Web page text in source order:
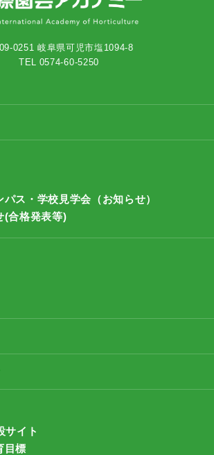
0251 岐阜県可児市塩1094-8
TEL 0574-60-5250
ス・学校見学会（お知らせ）
(合格発表等)
サイト
目標